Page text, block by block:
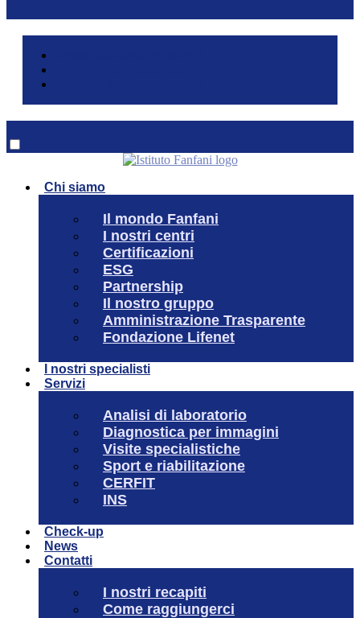
Chi siamo
Il mondo Fanfani
I nostri centri
Certificazioni
ESG
Partnership
Il nostro gruppo
Amministrazione Trasparente
Fondazione Lifenet
I nostri specialisti
Servizi
Analisi di laboratorio
Diagnostica per immagini
Visite specialistiche
Sport e riabilitazione
CERFIT
INS
Check-up
News
Contatti
I nostri recapiti
Come raggiungerci